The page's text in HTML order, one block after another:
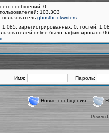
сообщений: 0
103,303
ghostbookwriters
1,085, зарегистрированных: 0, гостей:
online было зафиксировано
Имя: Пароль:
Новые сообщения